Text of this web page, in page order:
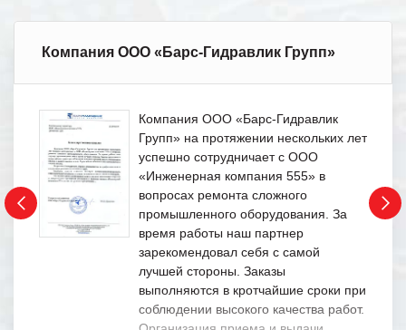
Компания ООО «Барс-Гидравлик Групп»
Компания ООО «Барс-Гидравлик
Групп» на протяжении нескольких лет
успешно сотрудничает с ООО
«Инженерная компания 555» в
вопросах ремонта сложного
промышленного оборудования. За
время работы наш партнер
зарекомендовал себя с самой
лучшей стороны. Заказы
выполняются в кротчайшие сроки при
соблюдении высокого качества работ.